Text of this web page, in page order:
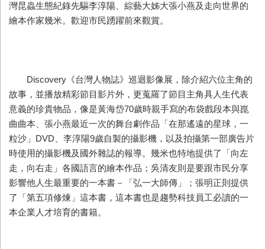
灣昆蟲生態紀錄先驅李淳陽、綜藝大姊大張小燕及走向世界的
繪本作家幾米。歡迎市民踴躍前來觀賞。
Discovery《台灣人物誌》巡迴影像展，除介紹六位主角的
故事，並播放精彩節目影片外，更蒐羅了節目主角具人生代表
意義的珍貴物品，像是黃海岱70歲時親手寫的布袋戲段本與崑
曲曲本、張小燕最近一次的舞台劇作品「在那遙遠的星球，一
粒沙」DVD、李淳陽9歲自製的攝影機，以及拍攝第一部廣告片
時使用的攝影機及國外雜誌的報導。幾米也特地提供了「向左
走，向右走」各國語言的繪本作品；吳清友則是要跟市民分享
影響他人生最重要的一本書－「弘一大師傳」；張明正則提供
了「第五項修煉」這本書，這本書也是趨勢科技員工必讀的一
本企業人才培育的書籍。